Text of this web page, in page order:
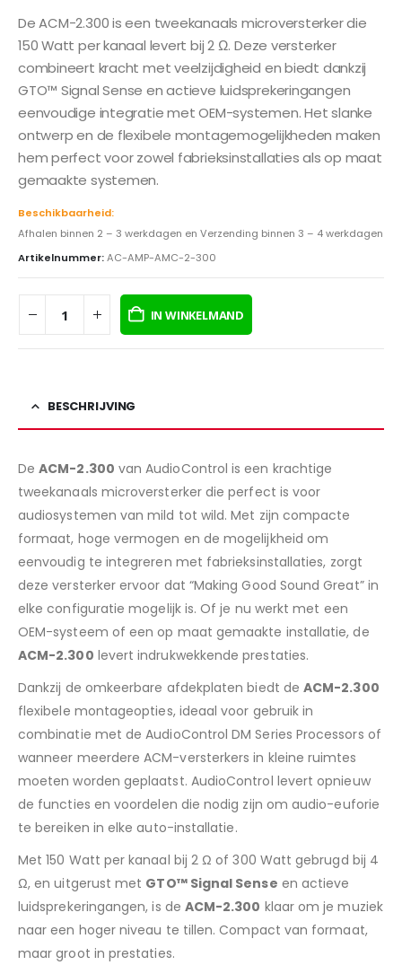
De ACM-2.300 is een tweekanaals microversterker die
150 Watt per kanaal levert bij 2 Ω. Deze versterker
combineert kracht met veelzijdigheid en biedt dankzij
GTO™ Signal Sense en actieve luidsprekeringangen
eenvoudige integratie met OEM-systemen. Het slanke
ontwerp en de flexibele montagemogelijkheden maken
hem perfect voor zowel fabrieksinstallaties als op maat
gemaakte systemen.
Beschikbaarheid:
Afhalen binnen 2 – 3 werkdagen en Verzending binnen 3 – 4 werkdagen
Artikelnummer:AC-AMP-AMC-2-300
IN WINKELMAND
BESCHRIJVING
DeACM-2.300 van AudioControl is een krachtige
tweekanaals microversterker die perfect is voor
audiosystemen van mild tot wild. Met zijn compacte
formaat, hoge vermogen en de mogelijkheid om
eenvoudig te integreren met fabrieksinstallaties, zorgt
deze versterker ervoor dat “Making Good Sound Great” in
elke configuratie mogelijk is. Of je nu werkt met een
OEM-systeem of een op maat gemaakte installatie, de
ACM-2.300 levert indrukwekkende prestaties.
Dankzij de omkeerbare afdekplaten biedt deACM-2.300
flexibele montageopties, ideaal voor gebruik in
combinatie met de AudioControl DM Series Processors of
wanneer meerdere ACM-versterkers in kleine ruimtes
moeten worden geplaatst. AudioControl levert opnieuw
de functies en voordelen die nodig zijn om audio-euforie
te bereiken in elke auto-installatie.
Met 150 Watt per kanaal bij 2 Ω of 300 Watt gebrugd bij 4
Ω, en uitgerust met GTO™ Signal Sense en actieve
luidsprekeringangen, is de ACM-2.300 klaar om je muziek
naar een hoger niveau te tillen. Compact van formaat,
maar groot in prestaties.